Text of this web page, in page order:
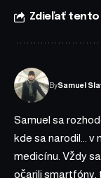
Zdieľať
BySamuel
Samuel sa
kde sa narodil... v
medicínu. Vždy
očarili smartfóny,